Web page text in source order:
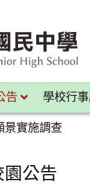
告 學校行
景實施調查
園公告